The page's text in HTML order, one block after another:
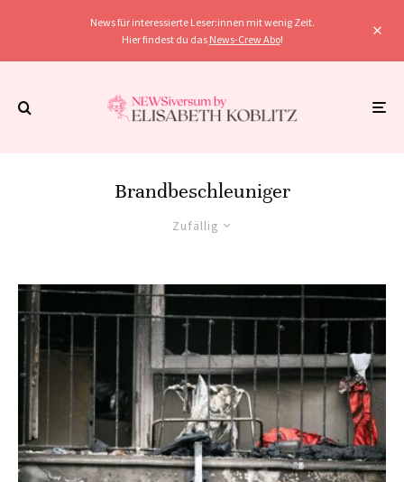
News für interessierte Leser:innen mit wenig Zeit.
Hier findest du das News-Crew Abo!
Brandbeschleuniger
Zufällig